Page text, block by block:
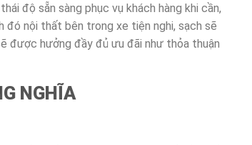
độ sẵn sàng phục vụ khách hàng khi cần,
đó nội thất bên trong xe tiện nghi, sạch sẽ
được hưởng đầy đủ ưu đãi như thỏa thuận
NGHĨA